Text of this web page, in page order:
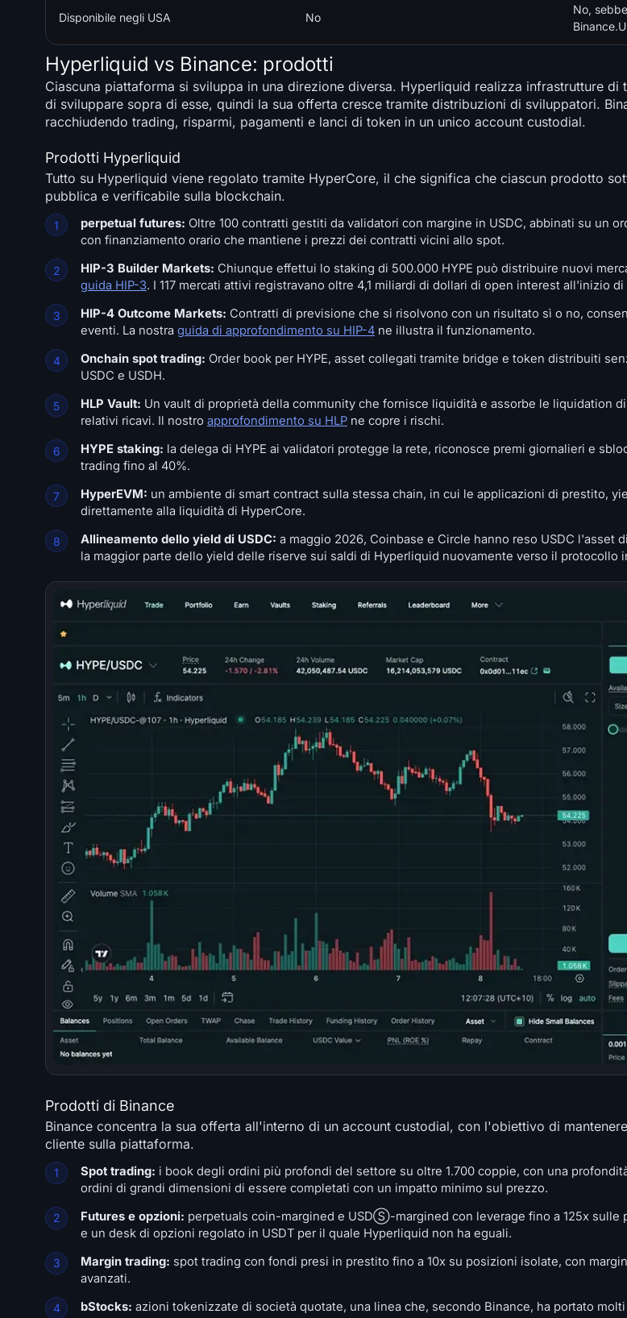
Disponibile negli USA No
No,
Hyperliquid vs Binance: prodotti
Ciascuna piattaforma si sviluppa in una direzione diversa. Hyperliquid realizza infrastrutture di
di sviluppare sopra di esse, quindi la sua offerta cresce tramite distribuzioni di sviluppatori.
racchiudendo trading, risparmi, pagamenti e lanci di token in un unico account custodial.
Prodotti Hyperliquid
Tutto su Hyperliquid viene regolato tramite HyperCore, il che significa che ciascun prodotto
pubblica e verificabile sulla blockchain.
perpetual futures: Oltre 100 contratti gestiti da validatori con margine in USDC, abbinati su un
con finanziamento orario che mantiene i prezzi dei contratti vicini allo spot.
HIP-3 Builder Markets: Chiunque effettui lo staking di 500.000 HYPE può distribuire nuovi
guida HIP-3. I 117 mercati attivi registravano oltre 4,1 miliardi di dollari di open interest all'inizio di
HIP-4 Outcome Markets: Contratti di previsione che si risolvono con un risultato sì o no,
eventi. La nostra guida di approfondimento su HIP-4 ne illustra il funzionamento.
Onchain spot trading: Order book per HYPE, asset collegati tramite bridge e token distribuiti
USDC e USDH.
HLP Vault: Un vault di proprietà della community che fornisce liquidità e assorbe le liquidation
relativi ricavi. Il nostro approfondimento su HLP ne copre i rischi.
HYPE staking: la delega di HYPE ai validatori protegge la rete, riconosce premi giornalieri e
trading fino al 40%.
HyperEVM: un ambiente di smart contract sulla stessa chain, in cui le applicazioni di prestito,
direttamente alla liquidità di HyperCore.
Allineamento dello yield di USDC: a maggio 2026, Coinbase e Circle hanno reso USDC l'asset
la maggior parte dello yield delle riserve sui saldi di Hyperliquid nuovamente verso il protocollo
Prodotti di Binance
Binance concentra la sua offerta all'interno di un account custodial, con l'obiettivo di
cliente sulla piattaforma.
Spot trading: i book degli ordini più profondi del settore su oltre 1.700 coppie, con una
ordini di grandi dimensioni di essere completati con un impatto minimo sul prezzo.
Futures e opzioni: perpetuals coin-margined e USDⓈ-margined con leverage fino a 125x sulle
e un desk di opzioni regolato in USDT per il quale Hyperliquid non ha eguali.
Margin trading: spot trading con fondi presi in prestito fino a 10x su posizioni isolate, con
avanzati.
bStocks: azioni tokenizzate di società quotate, una linea che, secondo Binance, ha portato